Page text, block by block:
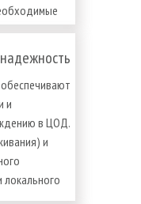
и
в ЦОД.
и